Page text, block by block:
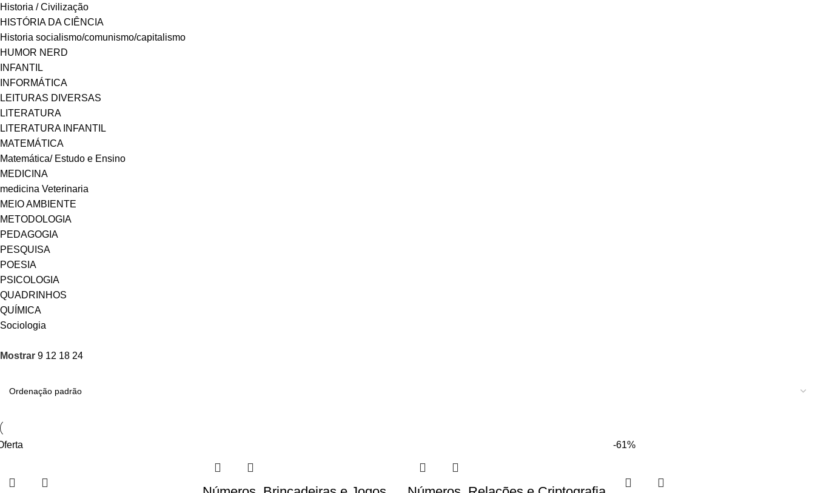
Historia / Civilização
HISTÓRIA DA CIÊNCIA
Historia socialismo/comunismo/capitalismo
HUMOR NERD
INFANTIL
INFORMÁTICA
LEITURAS DIVERSAS
LITERATURA
LITERATURA INFANTIL
MATEMÁTICA
Matemática/ Estudo e Ensino
MEDICINA
medicina Veterinaria
MEIO AMBIENTE
METODOLOGIA
PEDAGOGIA
PESQUISA
POESIA
PSICOLOGIA
QUADRINHOS
QUÍMICA
Sociologia
Mostrar 9 12 18 24
-61%